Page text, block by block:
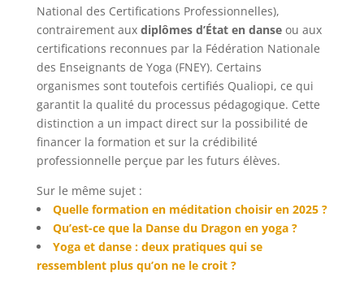
National des Certifications Professionnelles),
contrairement aux diplômes d’État en danseou aux
certifications reconnues par la Fédération Nationale
des Enseignants de Yoga (FNEY). Certains
organismes sont toutefois certifiés Qualiopi, ce qui
garantit la qualité du processus pédagogique. Cette
distinction a un impact direct sur la possibilité de
financer la formation et sur la crédibilité
professionnelle perçue par les futurs élèves.
Sur le même sujet :
Quelle formation en méditation choisir en 2025 ?
Qu’est-ce que la Danse du Dragon en yoga ?
Yoga et danse : deux pratiques qui se
ressemblent plus qu’on ne le croit ?